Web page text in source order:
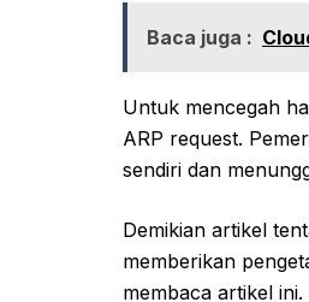
Baca juga :
Untuk mencegah
ARP request.
sendiri dan
Demikian artikel
memberikan
membaca artikel